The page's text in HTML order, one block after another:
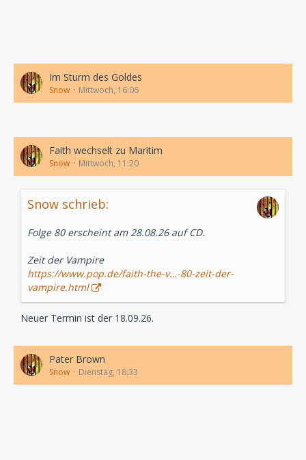
Im Sturm des Goldes
Snow Mittwoch, 16:06
Faith wechselt zu Maritim
Snow Mittwoch, 11:20
Snow schrieb:
Folge 80 erscheint am 28.08.26 auf CD.
Zeit der Vampire
https://www.pop.de/faith-the-v…-80-zeit-der-
vampire.html
Neuer Termin ist der 18.09.26.
Pater Brown
Snow Dienstag, 18:33